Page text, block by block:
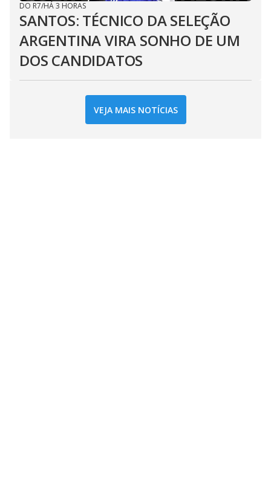
DO R7/HÁ 3 HORAS
SANTOS: TÉCNICO DA SELEÇÃO
ARGENTINA VIRA SONHO DE UM
DOS CANDIDATOS
VEJA MAIS NOTÍCIAS